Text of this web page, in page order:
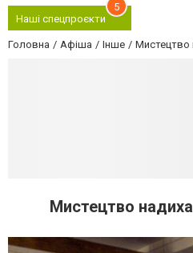
Наші спецпроєкти
5
Головна Афіша Інше Мистецтво
Мистецтво